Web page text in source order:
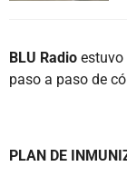
BLU Radio estuvo
paso a paso de
PLAN DE